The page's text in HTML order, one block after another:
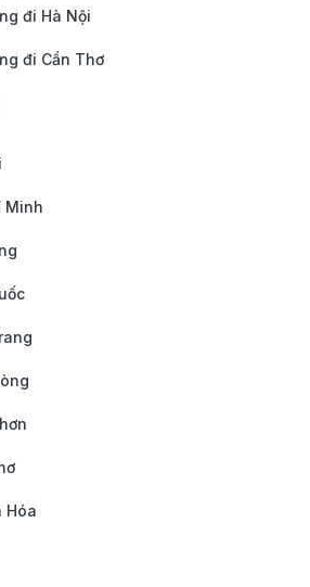
di chuyển từ trung
Hà Nội và từ sân bay
tâm thành phố
27 km về phía Bắc, thời
từ 35 – 60 phút tùy phương
thông. Các lựa chọn phổ biến
hành khách mang nhiều hành
Giá dao động từ 250.000 –
tùy theo tuyến đường và thời
gọi xe như Grab, Be, Gojek
đi Hà Nội
đi Cần Thơ
Minh
Hóa